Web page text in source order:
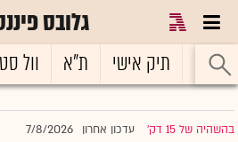
גלובס
ראשי תיק אישי ת"א וול
בהשהיה של 15 דק' |עדכון אחרון 7/8/2026